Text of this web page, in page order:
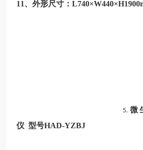
11、外形尺寸：
5. 微
仪 型号HAD-YZBJ